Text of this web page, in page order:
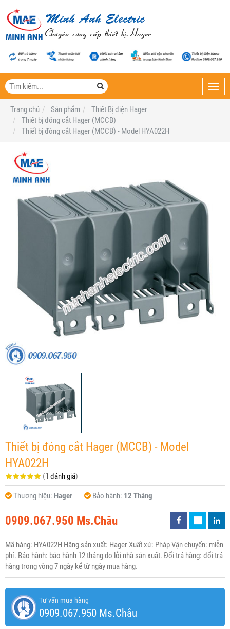
Trang chủ
Sản phẩm
Thiết Bị điện Hager
Thiết bị đóng cắt Hager (MCCB)
Thiết bị đóng cắt Hager (MCCB) - Model HYA022H
Thiết bị đóng cắt Hager (MCCB) - Model
HYA022H
(1 đánh giá)
Thương hiệu: Hager Bảo hành: 12 Tháng
0909.067.950 Ms.Châu
Mã hàng: HYA022H Hãng sản xuất: Hager Xuất xứ: Pháp Vận chuyển: miễn
phí. Bảo hành: bảo hành 12 tháng do lỗi nhà sản xuất. Đổi trả hàng: đổi trả
hàng trong vòng 7 ngày kể từ ngày mua hàng.
Tư vấn mua hàng
0909.067.950 Ms.Châu